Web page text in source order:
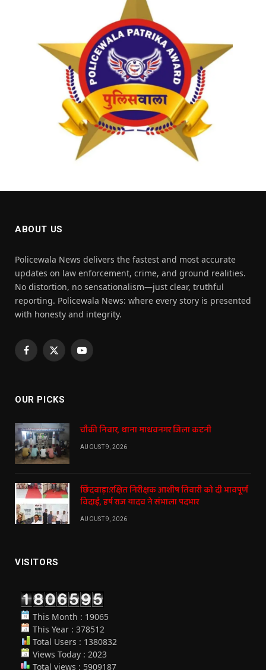
ABOUT US
Policewala News delivers the fastest and most accurate
updates on law enforcement, crime, and ground realities.
No distortion, no sensationalism—just clear, truthful
reporting. Policewala News: where every story is presented
with honesty and integrity.
Facebook
X
YouTube
OUR PICKS
चौकी निवार, थाना माधवनगर जिला कटनी
AUGUST 9, 2026
छिंदवाड़ा:रक्षित निरीक्षक आशीष तिवारी को दी भावपूर्ण
विदाई, हर्ष राज यादव ने संभाला पदभार
AUGUST 9, 2026
VISITORS
This Month : 19065
This Year : 378512
Total Users : 1380832
Views Today : 2023
Total views : 5909187